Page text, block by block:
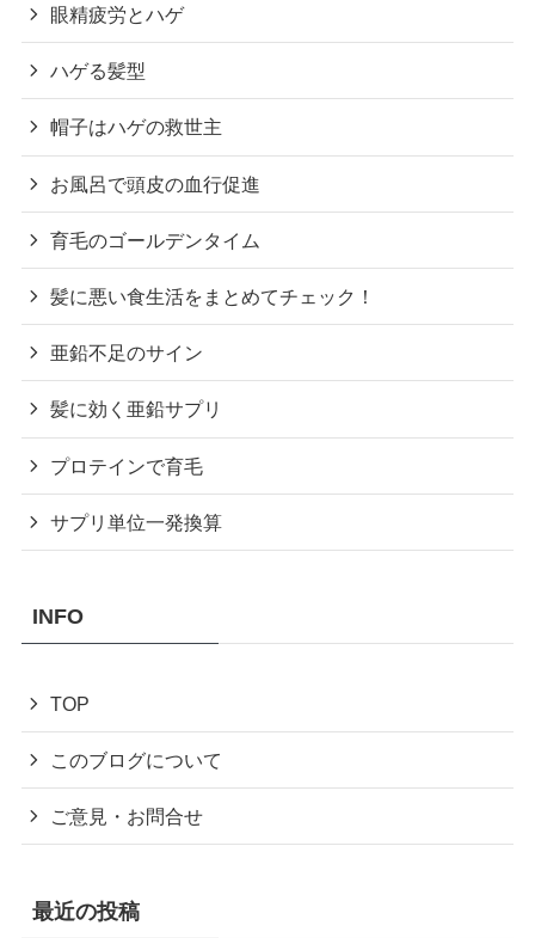
眼精疲労とハゲ
ハゲる髪型
帽子はハゲの救世主
お風呂で頭皮の血行促進
育毛のゴールデンタイム
髪に悪い食生活をまとめてチェック！
亜鉛不足のサイン
髪に効く亜鉛サプリ
プロテインで育毛
サプリ単位一発換算
INFO
TOP
このブログについて
ご意見・お問合せ
最近の投稿